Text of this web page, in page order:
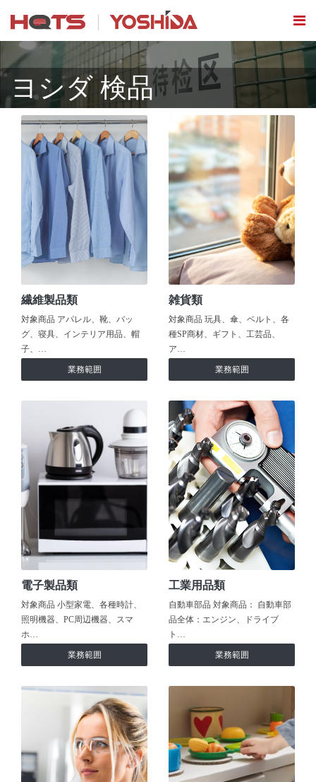
ヨシダ 検品
繊維製品類
対象商品 アパレル、靴、バッ
グ、寝具、インテリア用品、帽
子、…
業務範囲
雑貨類
対象商品 玩具、傘、ベルト、各
種SP商材、ギフト、工芸品、
ア…
業務範囲
電子製品類
対象商品 小型家電、各種時計、
照明機器、PC周辺機器、スマ
ホ…
業務範囲
工業用品類
自動車部品 対象商品： 自動車部
品全体：エンジン、ドライブ
ト…
業務範囲